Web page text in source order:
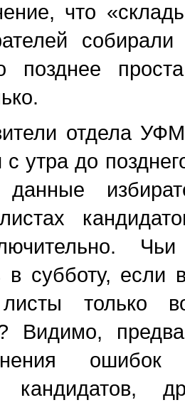
что
позднее
отдела
утра до
данные
в субботу, если
только
Видимо,
ошибок
кандидатов,